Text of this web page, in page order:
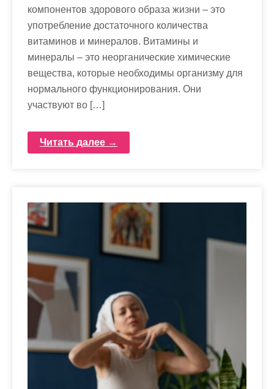
компонентов здорового образа жизни – это
употребление достаточного количества
витаминов и минералов. Витамины и
минералы – это неорганические химические
вещества, которые необходимы организму для
нормального функционирования. Они
участвуют во […]
Читать далее →